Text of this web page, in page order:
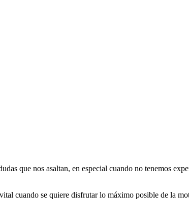
que nos asaltan, en especial cuando no tenemos
cuando se quiere disfrutar lo máximo posible de la